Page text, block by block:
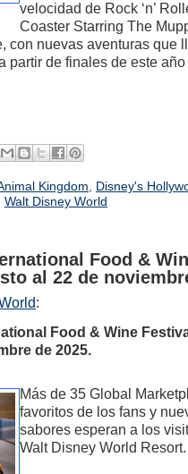
velocidad de Rock ‘n’
Coaster Starring The
con nuevas aventuras que
partir de finales de este
Kingdom, Disney's
Walt Disney World
Food &
al 22 de
:
Food & Wine
de 2025.
Más de 35 Global
favoritos de los fans y
sabores esperan a los
Walt Disney World Resort.